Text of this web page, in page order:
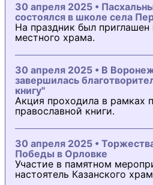
30 апреля 2025 •
состоялся в школе села
На праздник был приглашен
местного храма.
30 апреля 2025 • В
завершилась
книгу"
Акция проходила в рамках
православной книги.
30 апреля 2025 •
Победы в Орловке
Участие в памятном
настоятель Казанского